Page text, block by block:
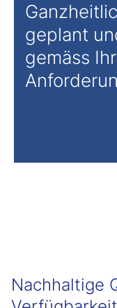
geplant
gemäss
Nachhaltige